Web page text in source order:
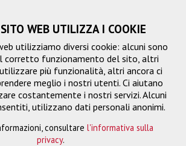
WEB UTILIZZA I COOKIE
utilizziamo diversi cookie: alcuni sono
corretto funzionamento del sito, altri
più funzionalità, altri ancora ci
meglio i nostri utenti. Ci aiutano
costantemente i nostri servizi. Alcuni
utilizzano dati personali anonimi.
consultare l'informativa sulla
privacy.